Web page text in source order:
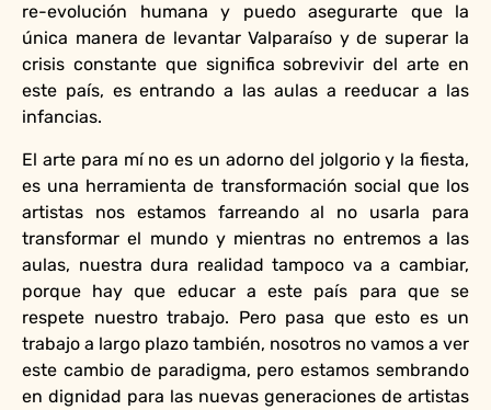
re-evolución humana y puedo asegurarte que la
única manera de levantar Valparaíso y de superar la
crisis constante que significa sobrevivir del arte en
este país, es entrando a las aulas a reeducar a las
infancias.
El arte para mí no es un adorno del jolgorio y la fiesta,
es una herramienta de transformación social que los
artistas nos estamos farreando al no usarla para
transformar el mundo y mientras no entremos a las
aulas, nuestra dura realidad tampoco va a cambiar,
porque hay que educar a este país para que se
respete nuestro trabajo. Pero pasa que esto es un
trabajo a largo plazo también, nosotros no vamos a ver
este cambio de paradigma, pero estamos sembrando
en dignidad para las nuevas generaciones de artistas